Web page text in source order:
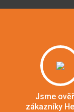
Jsme
zákazníky